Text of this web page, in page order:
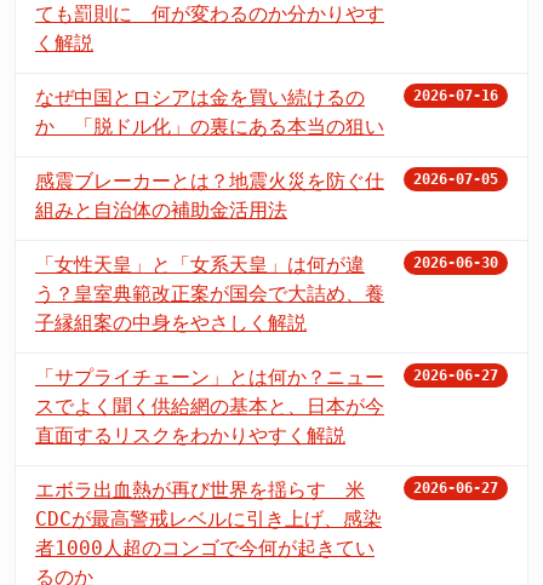
ても罰則に 何が変わるのか分かりやす
く解説
なぜ中国とロシアは金を買い続けるの
か 「脱ドル化」の裏にある本当の狙い
2026-07-16
感震ブレーカーとは？地震火災を防ぐ仕
組みと自治体の補助金活用法
2026-07-05
「女性天皇」と「女系天皇」は何が違
う？皇室典範改正案が国会で大詰め、養
子縁組案の中身をやさしく解説
2026-06-30
「サプライチェーン」とは何か？ニュー
スでよく聞く供給網の基本と、日本が今
直面するリスクをわかりやすく解説
2026-06-27
エボラ出血熱が再び世界を揺らす 米
CDCが最高警戒レベルに引き上げ、感染
者1000人超のコンゴで今何が起きてい
るのか
2026-06-27